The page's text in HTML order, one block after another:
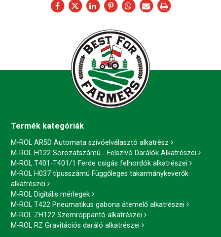
Termék kategóriák
M-ROL AR5D Automata szívóelválasztó alkatrész
M-ROL H122 Sorozatszámú - Felszívó Darálók Alkatrészei
M-ROL T401-T401/1 Ferde csigás felhordók alkatrészei
M-ROL H037 típusszámú Függőleges takarmánykeverők
alkatrészei
M-ROL Digitális mérlegek
M-ROL T422 Pneumatikus gabona átemelő alkatrészei
M-ROL ZH122 Szemroppantó alkatrészei
M-ROL RZ Gravitációs daráló alkatrészei